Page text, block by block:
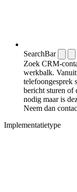
SearchBar
Zoek CRM-
werkbalk.
telefoongesprek
bericht sturen of
nodig maar is
Neem dan
Implementatietype